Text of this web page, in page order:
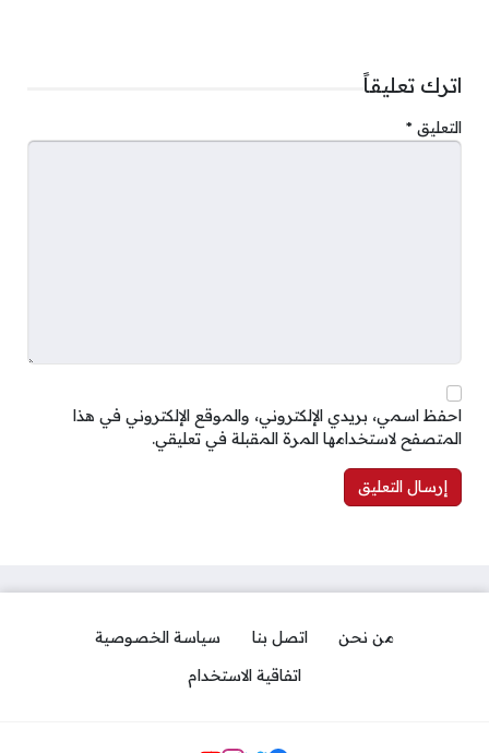
اترك تعليقاً
التعليق *
احفظ اسمي، بريدي الإلكتروني، والموقع الإلكتروني في هذا
المتصفح لاستخدامها المرة المقبلة في تعليقي.
من نحن اتصل بنا
سياسة الخصوصية
اتفاقية الاستخدام